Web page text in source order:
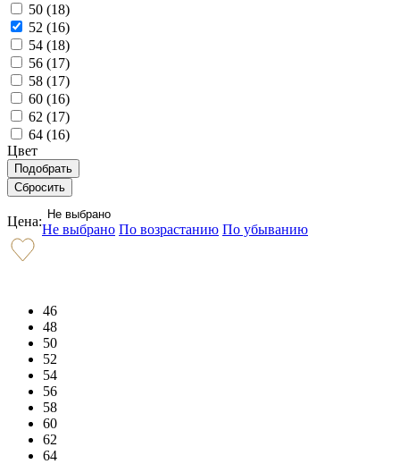
50 (18)
52 (16)
54 (18)
56 (17)
58 (17)
60 (16)
62 (17)
64 (16)
Цвет
Цена: Не выбрано
Не выбрано По возрастанию По убыванию
46
48
50
52
54
56
58
60
62
64